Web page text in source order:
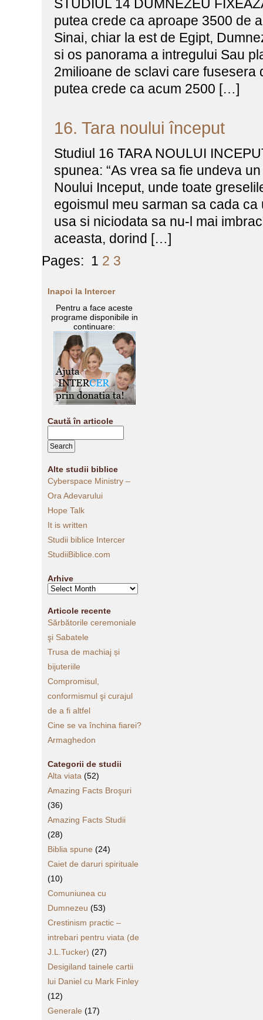
STUDIUL 14 DUMNEZEU
putea crede ca aproape 3500 de
Sinai, chiar la est de Egipt,
si os panorama a intregului Sau
2milioane de sclavi care fusesera
putea crede ca acum 2500 […]
16. Tara noului început
Studiul 16 TARA NOULUI
spunea: “As vrea sa fie undeva
Noului Inceput, unde toate
egoismul meu sarman sa cada
usa si niciodata sa nu-l mai
aceasta, dorind […]
Pages: 1 2 3
Inapoi la Intercer
Pentru a face aceste
programe disponibile in
continuare:
Caută în articole
Alte studii biblice
Cyberspace Ministry –
Ora Adevarului
Hope Talk
It is written
Studii biblice Intercer
StudiiBiblice.com
Arhive
Arhive
Articole recente
Sărbătorile ceremoniale
şi Sabatele
Trusa de machiaj și
bijuteriile
Compromisul,
conformismul şi curajul
de a fi altfel
Cine se va închina fiarei?
Armaghedon
Categorii de studii
Alta viata (52)
Amazing Facts Broşuri
(36)
Amazing Facts Studii
(28)
Biblia spune (24)
Caiet de daruri spirituale
(10)
Comuniunea cu
Dumnezeu (53)
Crestinism practic –
intrebari pentru viata (de
J.L.Tucker) (27)
Desigiland tainele cartii
lui Daniel cu Mark Finley
(12)
Generale (17)